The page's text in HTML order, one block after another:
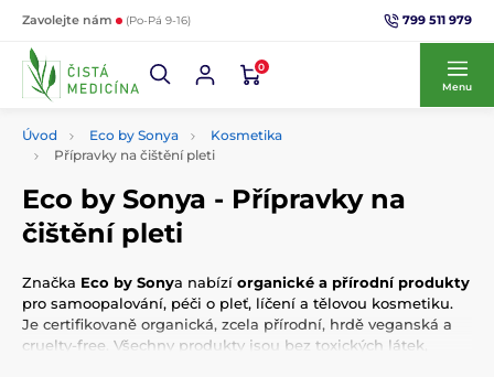
Zavolejte nám (Po-Pá 9-16) 799 511 979
0
Menu
Úvod Eco by Sonya
Kosmetika
Přípravky na čištění pleti
Eco by Sonya - Přípravky na
čištění pleti
Značka Eco by Sonya nabízí organické a přírodní produkty
pro samoopalování, péči o pleť, líčení a tělovou kosmetiku.
Je certifikovaně organická, zcela přírodní, hrdě veganská a
cruelty-free. Všechny produkty jsou bez toxických látek,